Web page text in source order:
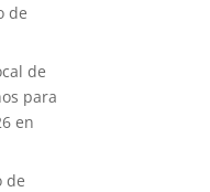
de
de
para
en
de